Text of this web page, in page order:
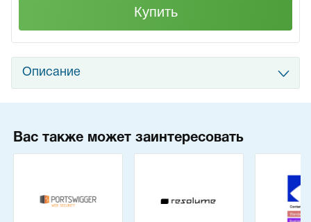
Купить
Описание
Вас также может заинтересовать